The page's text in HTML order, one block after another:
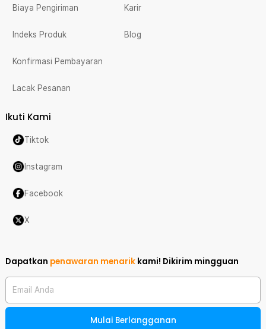
Biaya Pengiriman
Indeks Produk
Konfirmasi Pembayaran
Lacak Pesanan
Karir
Blog
Ikuti Kami
Tiktok
Instagram
Facebook
X
Dapatkan penawaran menarik kami! Dikirim mingguan
Email Anda
Mulai Berlangganan